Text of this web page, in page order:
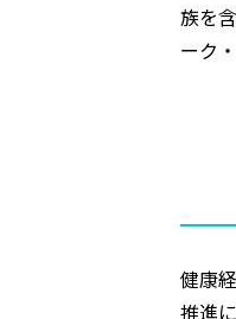
族を
ーク
健康
推進